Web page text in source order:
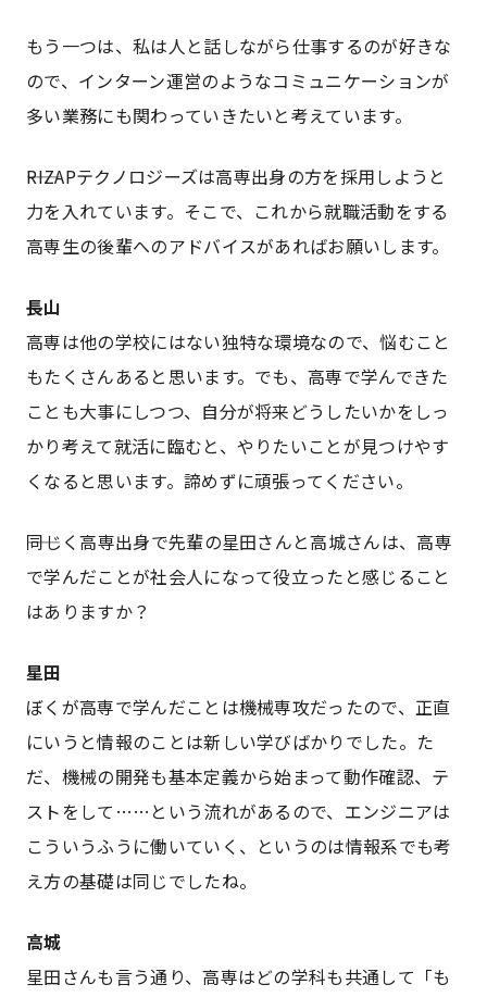
もう一つは、私は人と話しながら仕事するのが好きな
ので、インターン運営のようなコミュニケーションが
多い業務にも関わっていきたいと考えています。
――RIZAPテクノロジーズは高専出身の方を採用しようと
力を入れています。そこで、これから就職活動をする
高専生の後輩へのアドバイスがあればお願いします。
長山
高専は他の学校にはない独特な環境なので、悩むこと
もたくさんあると思います。でも、高専で学んできた
ことも大事にしつつ、自分が将来どうしたいかをしっ
かり考えて就活に臨むと、やりたいことが見つけやす
くなると思います。諦めずに頑張ってください。
――同じく高専出身で先輩の星田さんと高城さんは、高専
で学んだことが社会人になって役立ったと感じること
はありますか？
星田
ぼくが高専で学んだことは機械専攻だったので、正直
にいうと情報のことは新しい学びばかりでした。た
だ、機械の開発も基本定義から始まって動作確認、テ
ストをして……という流れがあるので、エンジニアは
こういうふうに働いていく、というのは情報系でも考
え方の基礎は同じでしたね。
高城
星田さんも言う通り、高専はどの学科も共通して「も